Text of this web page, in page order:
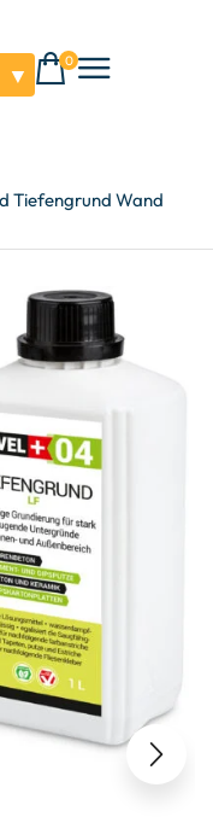
▼
0
Tiefengrund Wand